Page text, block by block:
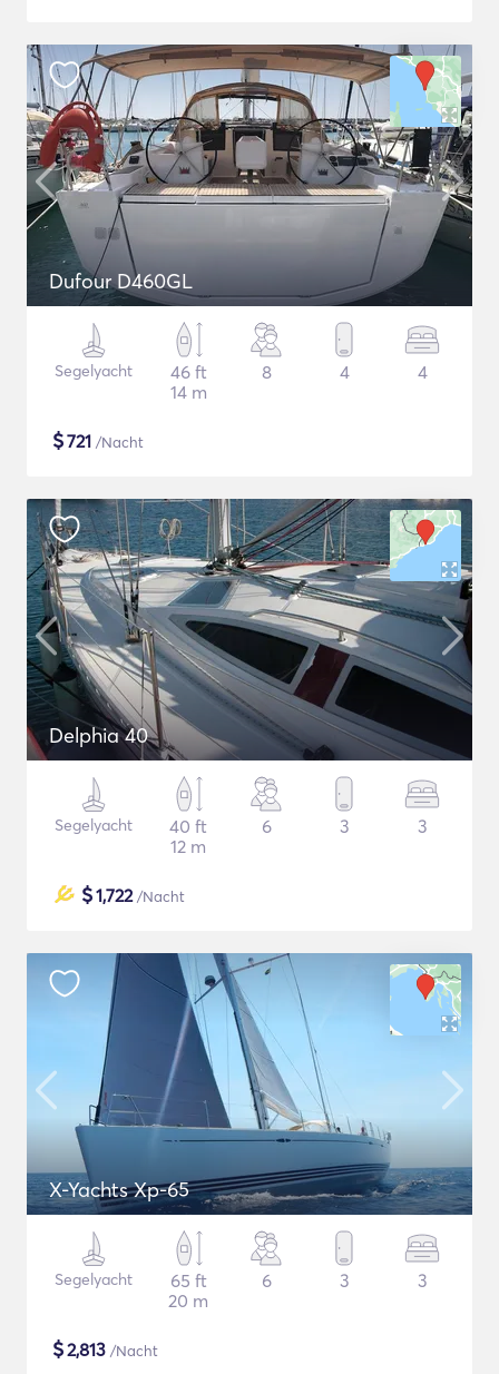
Dufour D460GL
Segelyacht
46 ft
14 m
8 4 4
$721 /Nacht
Delphia 40
Segelyacht
40 ft
12 m
6 3 3
$1,722/Nacht
X-Yachts Xp-65
Segelyacht
65 ft
20 m
6 3 3
$2,813 /Nacht